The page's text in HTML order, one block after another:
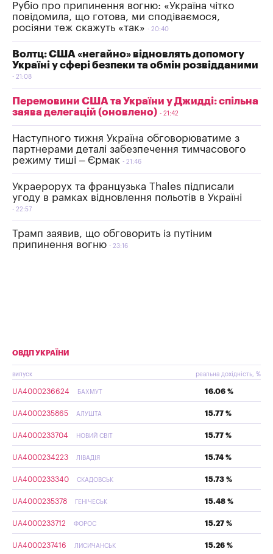
Рубіо про припинення вогню: «Україна чітко
повідомила, що готова, ми сподіваємося,
росіяни теж скажуть «так»
20:40
Волтц: США «негайно» відновлять допомогу
Україні у сфері безпеки та обмін розвідданими
21:08
Перемовини США та України у Джидді: спільна
заява делегацій (оновлено)
21:42
Наступного тижня Україна обговорюватиме з
партнерами деталі забезпечення тимчасового
режиму тиші – Єрмак
21:46
Украерорух та французька Thales підписали
угоду в рамках відновлення польотів в Україні
22:57
Трамп заявив, що обговорить із путіним
припинення вогню
23:16
ОВДП УКРАЇНИ
випуск реальна дохідність, %
UA4000236624 БАХМУТ 16.06 %
UA4000235865 АЛУШТА 15.77 %
UA4000233704 НОВИЙ СВІТ 15.77 %
UA4000234223 ЛІВАДІЯ 15.74 %
UA4000233340 СКАДОВСЬК 15.73 %
UA4000235378 ГЕНІЧЕСЬК 15.48 %
UA4000233712 ФОРОС 15.27 %
UA4000237416 ЛИСИЧАНСЬК 15.26 %